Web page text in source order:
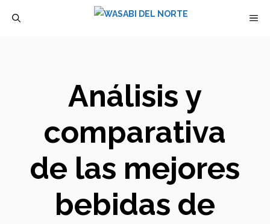
Análisis y
comparativa
de las mejores
bebidas de